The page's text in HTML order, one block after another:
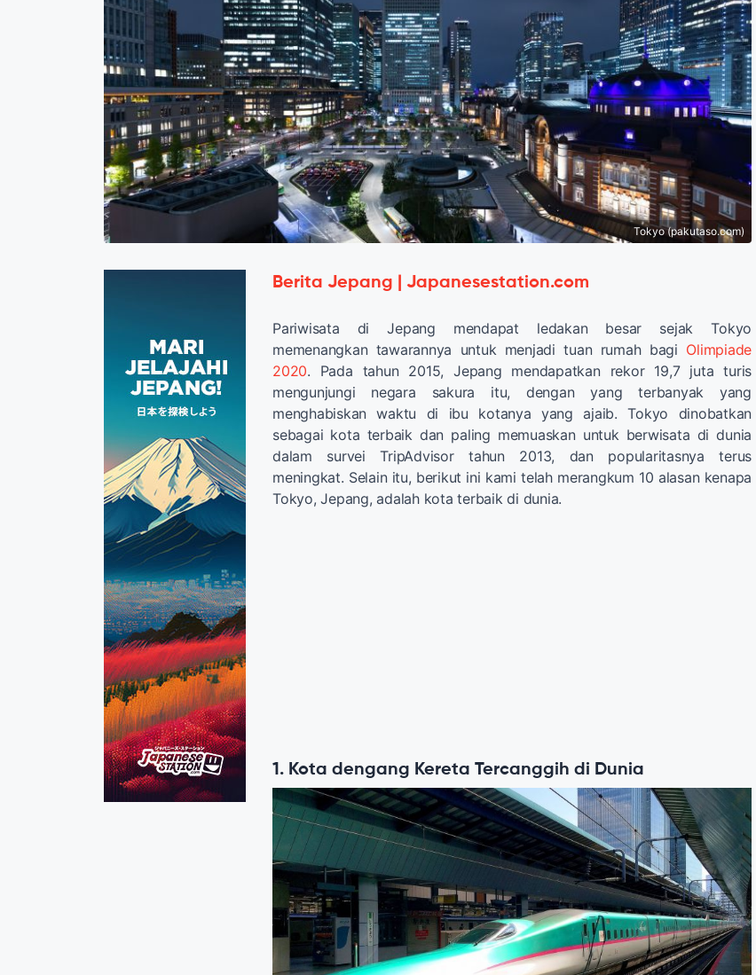
Tokyo (pakutaso.com)
Berita Jepang | Japanesestation.com
Pariwisata di Jepang mendapat ledakan besar sejak Tokyo
memenangkan tawarannya untuk menjadi tuan rumah bagi Olimpiade
2020. Pada tahun 2015, Jepang mendapatkan rekor 19,7 juta turis
mengunjungi negara sakura itu, dengan yang terbanyak yang
menghabiskan waktu di ibu kotanya yang ajaib. Tokyo dinobatkan
sebagai kota terbaik dan paling memuaskan untuk berwisata di dunia
dalam survei TripAdvisor tahun 2013, dan popularitasnya terus
meningkat. Selain itu, berikut ini kami telah merangkum 10 alasan kenapa
Tokyo, Jepang, adalah kota terbaik di dunia.
1. Kota dengang Kereta Tercanggih di Dunia